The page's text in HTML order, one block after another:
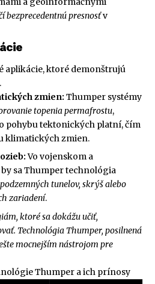
bezprecedentnú presnosťv
aplikácie, ktoré demonštrujú
zmien: Thumper systémy
topenia permafrostu,
pohybu tektonických platní, čím
klimatických zmien.
Vo vojenskom a
sa Thumper technológia
tunelov, skrýš alebo
zariadení.
ktoré sa dokážu učiť,
Technológia Thumper, posilnená
mocnejším nástrojom pre
Thumper a ich prínosy